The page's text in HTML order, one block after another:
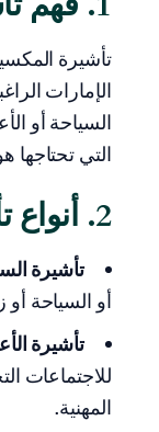
تأشيرة
الإمارات
السياحة أو
التي تحتاجها
2. أنواع تأشيرات المكسيك
تأشيرة
أو السياحة أو
تأشيرة
للاجتماعات
المهنية.